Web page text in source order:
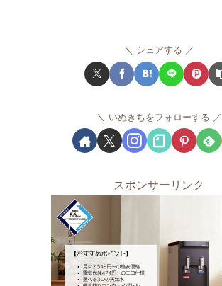
シェアする
いぬきちをフォローする
スポンサーリンク